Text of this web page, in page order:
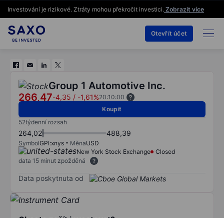
Investování je rizikové. Ztráty mohou překročit investici. Zobrazit více
Otevřít účet
Group 1 Automotive Inc.
266,47-4,35 / -1,61%20:10:00
Koupit
52týdenní rozsah
264,02 488,39
SymbolGPI:xnys MěnaUSD
New York Stock Exchange
Closed
data 15 minut zpožděná
Data poskytnuta od